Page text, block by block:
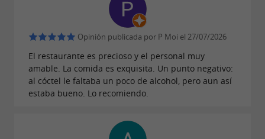
El tiempo parece detenerse al cruzar la puerta
del restaurante, revelando una magnífica,
acogedora, cálida y frondosa sala. Espaciosa y
luminosa, le da la bienvenida en invierno junto
a lachimenea para calentarse. En verano, la
300 m² con la sombra natural
Opinión publicada por P Moi el 27/07/2026
El restaurante es precioso y el personal muy
amable. La comida es exquisita. Un punto negativo:
al cóctel le faltaba un poco de alcohol, pero aun así
estaba bueno. Lo recomiendo.